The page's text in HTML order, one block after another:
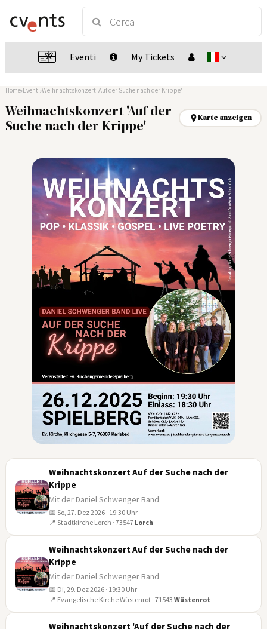
Eventi My Tickets
Home Eventi Weihnachtskonzert 'Auf der Suche nach der Krippe'
Weihnachtskonzert 'Auf der
Suche nach der Krippe'
Karte anzeigen
Weihnachtskonzert Auf der Suche nach der
Krippe
Mit der Daniel Schwenger Band
📅 So, 27. Dez 2026 · 19:30 Uhr
📍 Stadtkirche Lorch · 73547 Lorch
Weihnachtskonzert Auf der Suche nach der
Krippe
Mit der Daniel Schwenger Band
📅 Di, 29. Dez 2026 · 19:30 Uhr
📍 Evangelische Kirche Wüstenrot · 71543 Wüstenrot
Weihnachtskonzert 'Auf der Suche nach der